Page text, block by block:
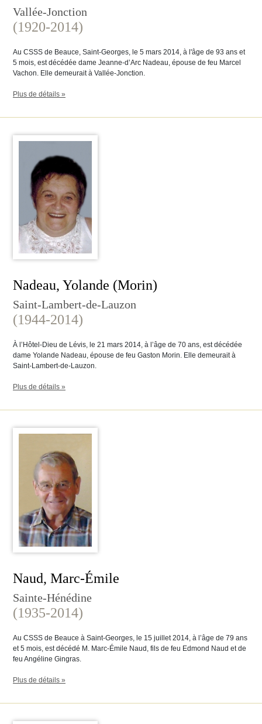
Vallée-Jonction
(1920-2014)
Au CSSS de Beauce, Saint-Georges, le 5 mars 2014, à l'âge de 93 ans et
5 mois, est décédée dame Jeanne-d’Arc Nadeau, épouse de feu Marcel
Vachon. Elle demeurait à Vallée-Jonction.
Plus de détails »
Nadeau, Yolande (Morin)
Saint-Lambert-de-Lauzon
(1944-2014)
À l’Hôtel-Dieu de Lévis, le 21 mars 2014, à l’âge de 70 ans, est décédée
dame Yolande Nadeau, épouse de feu Gaston Morin. Elle demeurait à
Saint-Lambert-de-Lauzon.
Plus de détails »
Naud, Marc-Émile
Sainte-Hénédine
(1935-2014)
Au CSSS de Beauce à Saint-Georges, le 15 juillet 2014, à l’âge de 79 ans
et 5 mois, est décédé M. Marc-Émile Naud, fils de feu Edmond Naud et de
feu Angéline Gingras.
Plus de détails »